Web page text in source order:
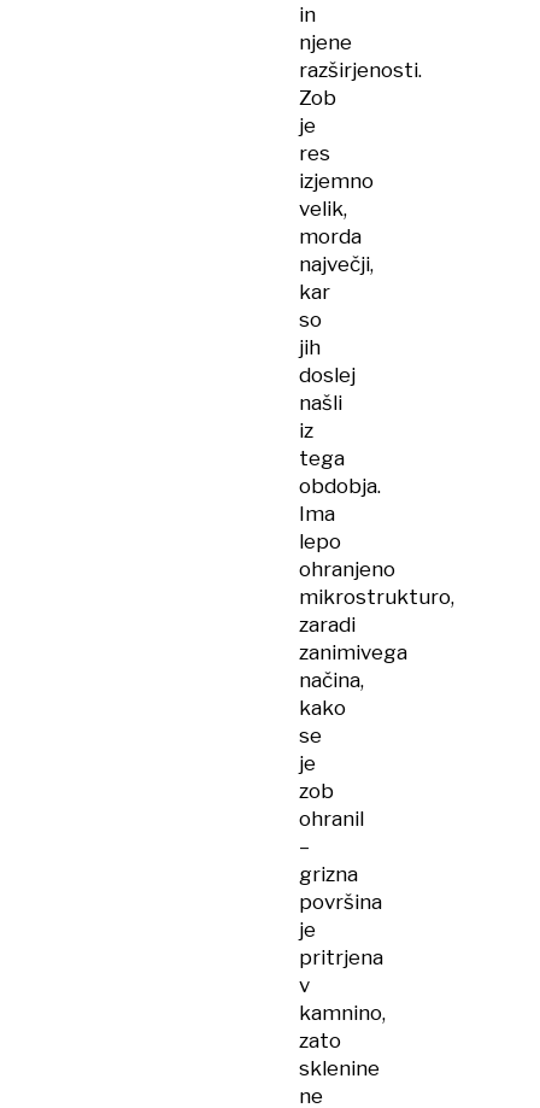
in
njene
razširjenosti.
Zob
je
res
izjemno
velik,
morda
največji,
kar
so
jih
doslej
našli
iz
tega
obdobja.
Ima
lepo
ohranjeno
mikrostrukturo,
zaradi
zanimivega
načina,
kako
se
je
zob
ohranil
–
grizna
površina
je
pritrjena
v
kamnino,
zato
sklenine
ne